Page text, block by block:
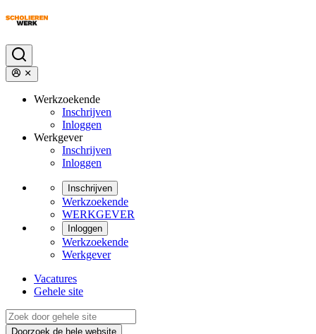
Werkzoekende
Inschrijven
Inloggen
Werkgever
Inschrijven
Inloggen
Inschrijven
Werkzoekende
WERKGEVER
Inloggen
Werkzoekende
Werkgever
Vacatures
Gehele site